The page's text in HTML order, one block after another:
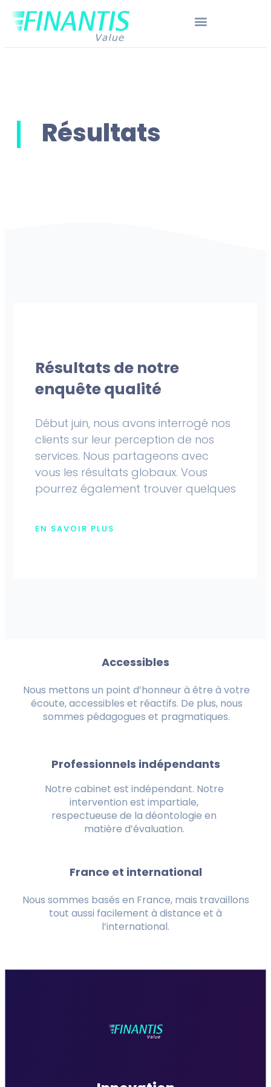
Résultats
Résultats de notre
enquête qualité
Début juin, nous avons interrogé nos
clients sur leur perception de nos
services. Nous partageons avec
vous les résultats globaux. Vous
pourrez également trouver quelques
EN SAVOIR PLUS
Accessibles
Nous mettons un point d’honneur à être à votre
écoute, accessibles et réactifs. De plus, nous
sommes pédagogues et pragmatiques.
Professionnels indépendants
Notre cabinet est indépendant. Notre
intervention est impartiale,
respectueuse de la déontologie en
matière d’évaluation.
France et international
Nous sommes basés en France, mais travaillons
tout aussi facilement à distance et à
l’international.